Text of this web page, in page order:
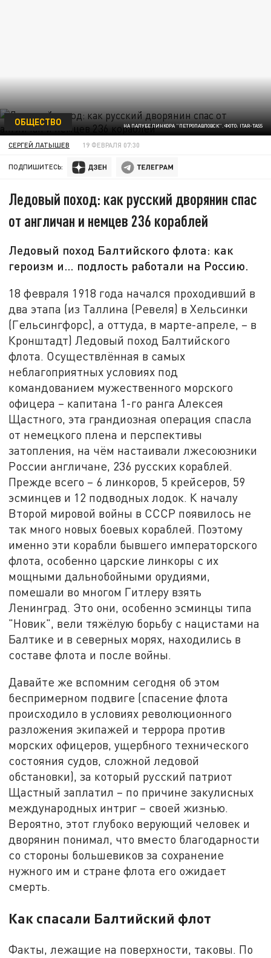
НА ПАЛУБЕ ЛИНКОРА "ПЕТРОПАВЛОВСК". ФОТО: ITAR-TASS
ОБЩЕСТВО
СЕРГЕЙ ЛАТЫШЕВ 19 ФЕВРАЛЯ 07:30
ПОДПИШИТЕСЬ:
Ледовый поход: как русский дворянин спас
от англичан и немцев 236 кораблей
Ледовый поход Балтийского флота: как
героизм и… подлость работали на Россию.
18 февраля 1918 года начался проходивший в
два этапа (из Таллина (Ревеля) в Хельсинки
(Гельсингфорс), а оттуда, в марте-апреле, – в
Кронштадт) Ледовый поход Балтийского
флота. Осуществлённая в самых
неблагоприятных условиях под
командованием мужественного морского
офицера – капитана 1-го ранга Алексея
Щастного, эта грандиозная операция спасла
от немецкого плена и перспективы
затопления, на чём настаивали лжесоюзники
России англичане, 236 русских кораблей.
Прежде всего – 6 линкоров, 5 крейсеров, 59
эсминцев и 12 подводных лодок. К началу
Второй мировой войны в СССР появилось не
так много новых боевых кораблей. Поэтому
именно эти корабли бывшего императорского
флота, особенно царские линкоры с их
мощными дальнобойными орудиями,
помешали во многом Гитлеру взять
Ленинград. Это они, особенно эсминцы типа
"Новик", вели тяжёлую борьбу с нацистами на
Балтике и в северных морях, находились в
составе флота и после войны.
Давайте же вспомним сегодня об этом
беспримерном подвиге (спасение флота
происходило в условиях революционного
разложения экипажей и террора против
морских офицеров, ущербного технического
состояния судов, сложной ледовой
обстановки), за который русский патриот
Щастный заплатил – по причине закулисных
международных интриг – своей жизнью.
Вероятно, этот глубоко верующий человек и
дворянин понимал, что вместо благодарности
со стороны большевиков за сохранение
нужного им и стране флота его ожидает
смерть.
Как спасали Балтийский флот
Факты, лежащие на поверхности, таковы. По